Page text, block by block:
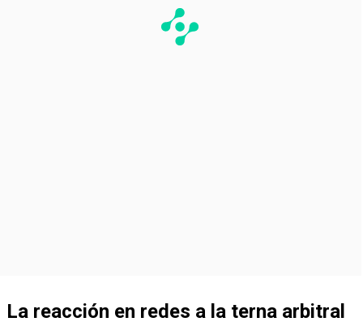
La reacción en redes a la terna arbitral